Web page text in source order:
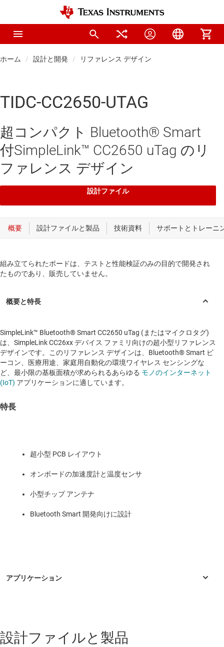
ホーム 設計と開発 リファレンス デザイン
TIDC-CC2650-UTAG
超コンパクト Bluetooth® Smart
付SimpleLink™ CC2650 uTag のリ
ファレンス デザイン
設計ファイル
SimpleLink™ Bluetooth® Smart CC2650 uTag (またはマイクロタグ)
は、SimpleLink CC26xx デバイス ファミリ向けの超小型リファレンス
デザインです。このリファレンス デザインは、Bluetooth® Smart ビ
ーコン、医療用途、家庭用自動化の環境ワイヤレス センシングな
ど、最小限の基板面積が求められるあらゆる モノのインターネット
(IoT) アプリケーションに適しています。
特長
超小型 PCB レイアウト
オンボードの加速度計と温度センサ
小型チップ アンテナ
Bluetooth Smart 開発向けに設計
ECG パッチ
組み立てられたボードは、テストと性能検証のみの目的で開発され
たものであり、販売していません。
設計ファイルと製品